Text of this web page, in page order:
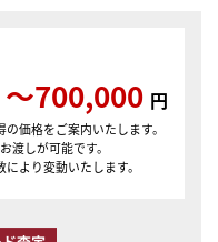
〜700,000 円
価格をご案内いたします。
渡しが可能です。
より変動いたします。